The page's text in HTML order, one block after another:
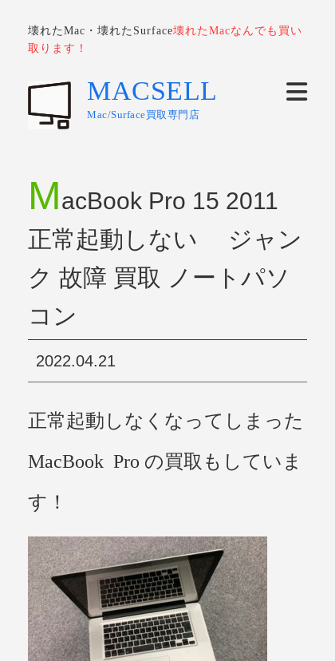
壊れたMac・壊れたSurface壊れたMacなんでも買い
取ります！
MACSELL
Mac/Surface買取専門店
MacBook Pro 15 2011
正常起動しない ジャン
ク 故障 買取 ノートパソ
コン
2022.04.21
正常起動しなくなってしまった
MacBook Pro の買取もしていま
す！